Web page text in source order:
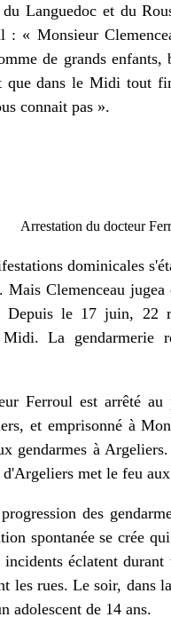
du Languedoc et du
: « Monsieur
de grands
que dans le Midi tout
connait pas ».
Arrestation du docteur
dominicales
Mais Clemenceau
le 17 juin, 22
La gendarmerie
Ferroul est arrêté
et emprisonné à
gendarmes à
met le feu
des
spontanée se crée
éclatent
les rues. Le soir,
adolescent de 14 ans.